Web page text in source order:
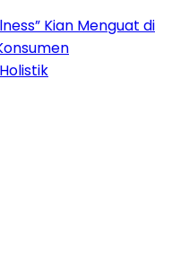
Kian Menguat di